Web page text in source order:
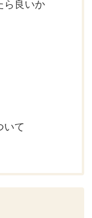
ら良いか
いて